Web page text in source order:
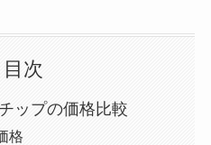
目次
ップの価格比較
格